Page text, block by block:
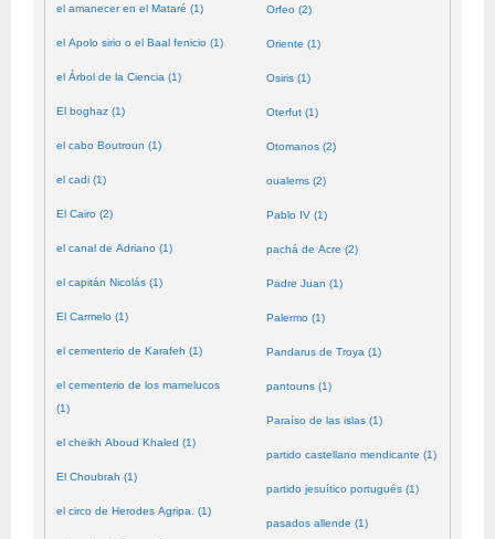
el amanecer en el Mataré (1)
el Apolo sirio o el Baal fenicio (1)
el Árbol de la Ciencia (1)
El boghaz (1)
el cabo Boutroun (1)
el cadi (1)
El Cairo (2)
el canal de Adriano (1)
el capitán Nicolás (1)
El Carmelo (1)
el cementerio de Karafeh (1)
el cementerio de los mamelucos
(1)
el cheikh Aboud Khaled (1)
El Choubrah (1)
el circo de Herodes Agripa. (1)
Orfeo (2)
Oriente (1)
Osiris (1)
Oterfut (1)
Otomanos (2)
oualems (2)
Pablo IV (1)
pachá de Acre (2)
Padre Juan (1)
Palermo (1)
Pandarus de Troya (1)
pantouns (1)
Paraíso de las islas (1)
partido castellano mendicante (1)
partido jesuítico portugués (1)
pasados allende (1)